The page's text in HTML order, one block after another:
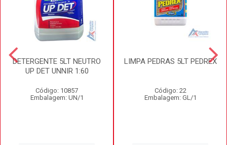
DETERGENTE 5LT NEUTRO
UP DET UNNIR 1:60
Código: 10857
Embalagem: UN/1
LIMPA PEDRAS 5LT PEDREX
Código: 22
Embalagem: GL/1